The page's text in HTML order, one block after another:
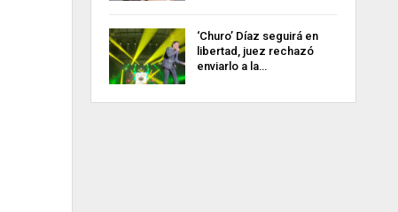
‘Churo’ Díaz seguirá en
libertad, juez rechazó
enviarlo a la…